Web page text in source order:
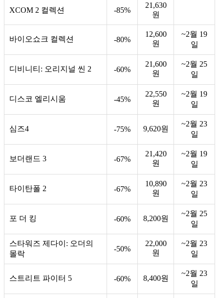
XCOM 2 컬렉션 -85%
21,630
원
바이오쇼크 컬렉션 -80%
12,600
원
~2월 19
일
디비니티: 오리지널 씬 2 -60%
21,600
원
~2월 25
일
디스코 엘리시움 -45%
22,550
원
~2월 19
일
심즈4 -75% 9,620원
~2월 23
일
보더랜드 3 -67%
21,420
원
~2월 19
일
타이탄폴 2 -67%
10,890
원
~2월 23
일
포 더 킹 -60% 8,200원
~2월 25
일
스타워즈 제다이: 오더의
몰락
-50%
22,000
원
~2월 23
일
스트리트 파이터 5 -60% 8,400원
~2월 23
일